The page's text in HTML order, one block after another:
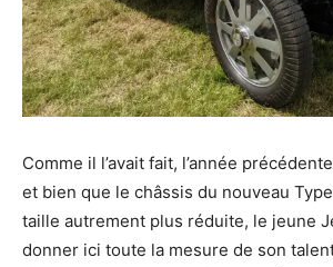
Comme il l’avait fait, l’année
et bien que le châssis du nouveau
taille autrement plus réduite, le jeune
donner ici toute la mesure de son